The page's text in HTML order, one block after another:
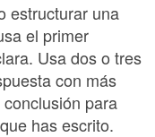
estructurar una
el primer
Usa dos o tres
con más
para
has escrito.